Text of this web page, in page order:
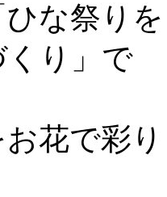
な祭りを
り」で
花で彩り